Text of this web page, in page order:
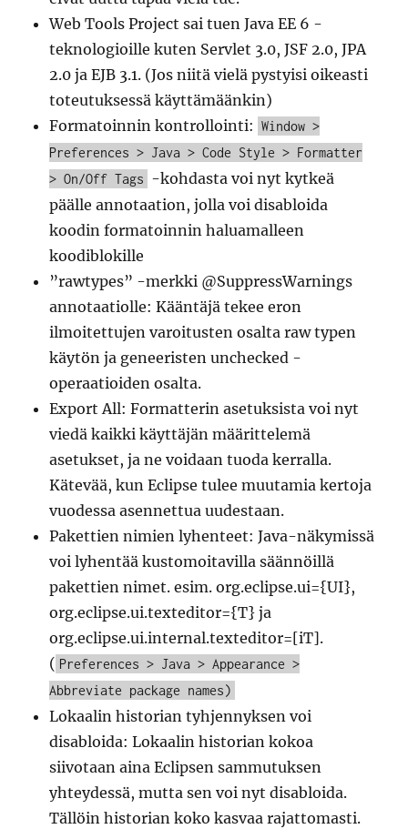
Web Tools Project sai tuen Java EE 6 -
teknologioille kuten Servlet 3.0, JSF 2.0, JPA
2.0 ja EJB 3.1. (Jos niitä vielä pystyisi oikeasti
toteutuksessä käyttämäänkin)
Formatoinnin kontrollointi:
Window >
Preferences > Java > Code Style > Formatter
> On/Off Tags -kohdasta voi nyt kytkeä
päälle annotaation, jolla voi disabloida
koodin formatoinnin haluamalleen
koodiblokille
”rawtypes” -merkki @SuppressWarnings
annotaatiolle: Kääntäjä tekee eron
ilmoitettujen varoitusten osalta raw typen
käytön ja geneeristen unchecked -
operaatioiden osalta.
Export All: Formatterin asetuksista voi nyt
viedä kaikki käyttäjän määrittelemä
asetukset, ja ne voidaan tuoda kerralla.
Kätevää, kun Eclipse tulee muutamia kertoja
vuodessa asennettua uudestaan.
Pakettien nimien lyhenteet: Java-näkymissä
voi lyhentää kustomoitavilla säännöillä
pakettien nimet. esim. org.eclipse.ui={UI},
org.eclipse.ui.texteditor={T} ja
org.eclipse.ui.internal.texteditor=[iT].
( Preferences > Java > Appearance >
Abbreviate package names)
Lokaalin historian tyhjennyksen voi
disabloida: Lokaalin historian kokoa
siivotaan aina Eclipsen sammutuksen
yhteydessä, mutta sen voi nyt disabloida.
Tällöin historian koko kasvaa rajattomasti.